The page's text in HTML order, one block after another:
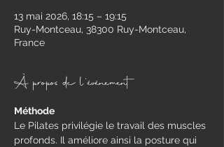
13 mai 2026, 18:15 – 19:15
Ruy-Montceau, 38300 Ruy-Montceau,
France
À propos de l'événement
Méthode
​Le Pilates privilégie le travail des muscles
profonds. Il améliore ainsi la posture qui